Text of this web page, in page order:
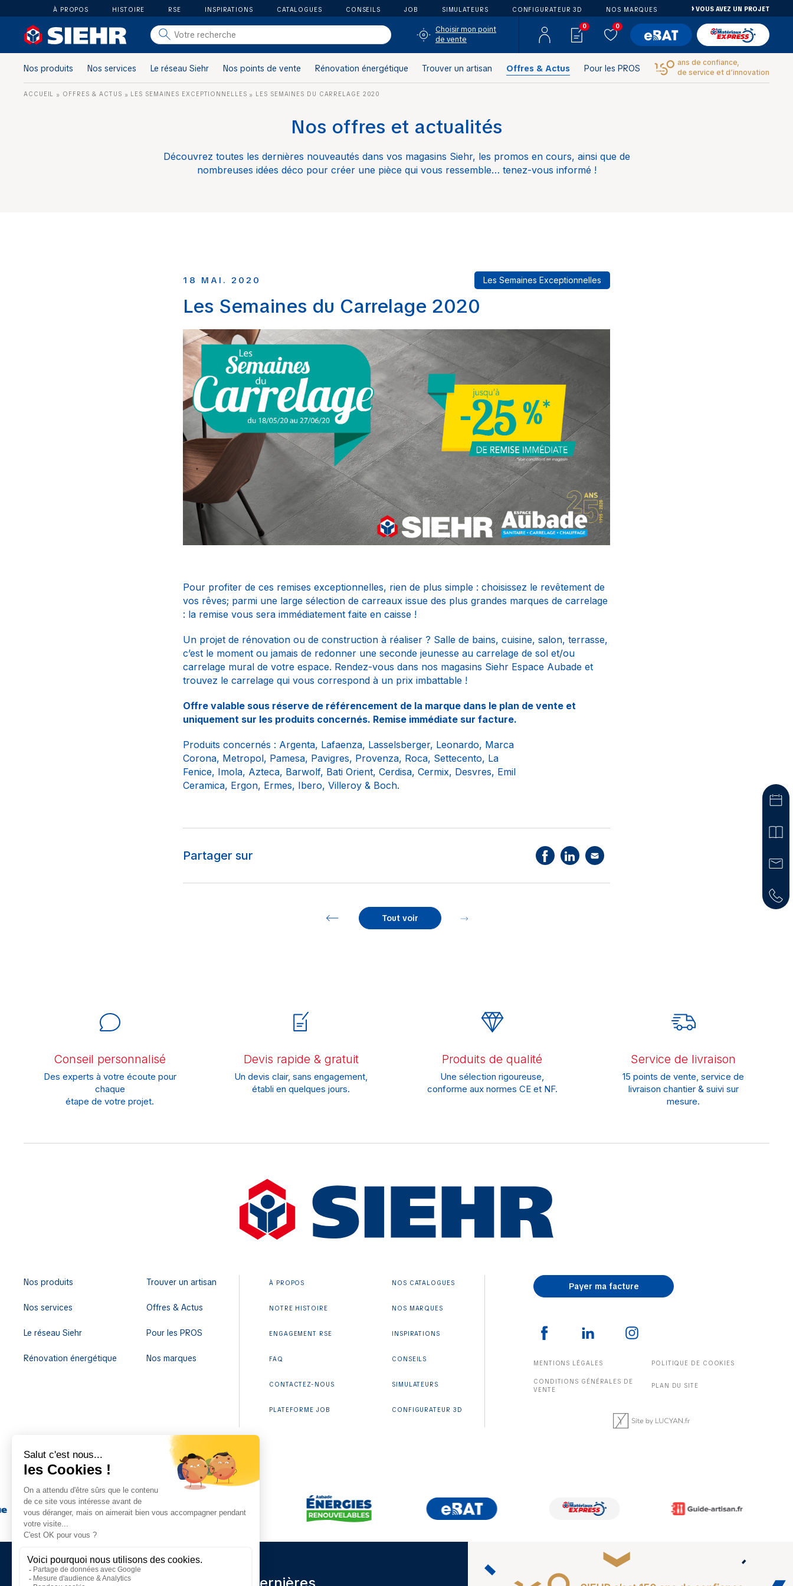
À PROPOS HISTOIRE RSE INSPIRATIONS CATALOGUES CONSEILS JOB SIMULATEURS CONFIGURATEUR 3D NOS MARQUES VOUS AVEZ UN PROJET
carrelage
outillage
Choisir mon point
de vente
0 0
Nos produits Nos services Le réseau Siehr Nos points de vente Rénovation énergétique Trouver un artisan Offres & Actus Pour les PROS
ans de confiance,
de service et d’innovation
ACCUEIL » OFFRES & ACTUS » LES SEMAINES EXCEPTIONNELLES » LES SEMAINES DU CARRELAGE 2020
Nos offres et actualités
Découvrez toutes les dernières nouveautés dans vos magasins Siehr, les promos en cours, ainsi que de
nombreuses idées déco pour créer une pièce qui vous ressemble… tenez-vous informé !
18 MAI. 2020 Les Semaines Exceptionnelles
Les Semaines du Carrelage 2020
Pour profiter de ces remises exceptionnelles, rien de plus simple : choisissez le revêtement de
vos rêves; parmi une large sélection de carreaux issue des plus grandes marques de carrelage
: la remise vous sera immédiatement faite en caisse !
Un projet de rénovation ou de construction à réaliser ? Salle de bains, cuisine, salon, terrasse,
c’est le moment ou jamais de redonner une seconde jeunesse au carrelage de sol et/ou
carrelage mural de votre espace. Rendez-vous dans nos magasins Siehr Espace Aubade et
trouvez le carrelage qui vous correspond à un prix imbattable !
Offre valable sous réserve de référencement de la marque dans le plan de vente et
uniquement sur les produits concernés. Remise immédiate sur facture.
Produits concernés : Argenta, Lafaenza, Lasselsberger, Leonardo, Marca
Corona, Metropol, Pamesa, Pavigres, Provenza, Roca, Settecento, La
Fenice, Imola, Azteca, Barwolf, Bati Orient, Cerdisa, Cermix, Desvres, Emil
Ceramica, Ergon, Ermes, Ibero, Villeroy & Boch.
Partager sur
Tout voir
Conseil personnalisé
Des experts à votre écoute pour
chaque
étape de votre projet.
Devis rapide & gratuit
Un devis clair, sans engagement,
établi en quelques jours.
Produits de qualité
Une sélection rigoureuse,
conforme aux normes CE et NF.
Service de livraison
15 points de vente, service de
livraison chantier & suivi sur
mesure.
Nos produits
Nos services
Le réseau Siehr
Rénovation énergétique
Trouver un artisan
Offres & Actus
Pour les PROS
Nos marques
À PROPOS
NOTRE HISTOIRE
ENGAGEMENT RSE
FAQ
CONTACTEZ-NOUS
PLATEFORME JOB
NOS CATALOGUES
NOS MARQUES
INSPIRATIONS
CONSEILS
SIMULATEURS
CONFIGURATEUR 3D
Payer ma facture
MENTIONS LÉGALES POLITIQUE DE COOKIES
CONDITIONS GÉNÉRALES DE
VENTE
PLAN DU SITE
Restez informé de nos dernières